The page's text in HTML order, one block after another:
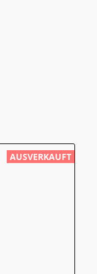
AUSVERKAUFT